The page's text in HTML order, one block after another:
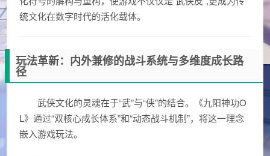
统文化在数字时代的活化载体。
玩法革新：内外兼修的战斗系统与多维度成长路
径
武侠文化的灵魂在于“武”与“侠”的结合。《九阳神功O
L》通过“双核心成长体系”和“动态战斗机制”，将这一理念
嵌入游戏玩法。